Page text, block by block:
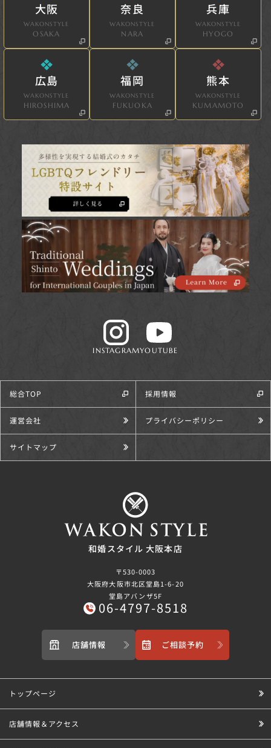
大阪
WAKONSTYLE
OSAKA
奈良
WAKONSTYLE
NARA
兵庫
WAKONSTYLE
HYOGO
広島
WAKONSTYLE
HIROSHIMA
福岡
WAKONSTYLE
FUKUOKA
熊本
WAKONSTYLE
KUMAMOTO
INSTAGRAMYOUTUBE
総合TOP 採用情報
運営会社 プライバシーポリシー
サイトマップ
和婚スタイル 大阪本店
〒530-0003
大阪府大阪市北区堂島1-6-20
堂島アバンザ5F
06-4797-8518
店舗情報 ご相談予約
トップページ
店舗情報＆アクセス